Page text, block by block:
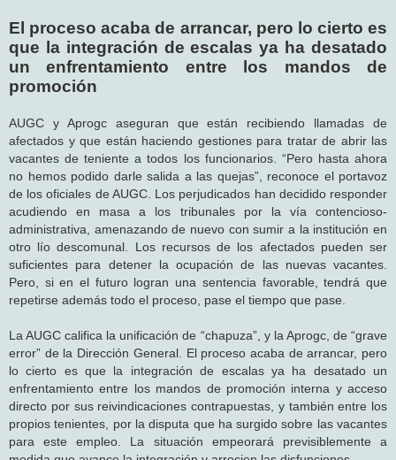
El proceso acaba de arrancar, pero lo cierto es
que la integración de escalas ya ha desatado
un enfrentamiento entre los mandos de
promoción
AUGC y Aprogc aseguran que están recibiendo llamadas de
afectados y que están haciendo gestiones para tratar de abrir las
vacantes de teniente a todos los funcionarios. “Pero hasta ahora
no hemos podido darle salida a las quejas”, reconoce el portavoz
de los oficiales de AUGC. Los perjudicados han decidido responder
acudiendo en masa a los tribunales por la vía contencioso-
administrativa, amenazando de nuevo con sumir a la institución en
otro lío descomunal. Los recursos de los afectados pueden ser
suficientes para detener la ocupación de las nuevas vacantes.
Pero, si en el futuro logran una sentencia favorable, tendrá que
repetirse además todo el proceso, pase el tiempo que pase.
La AUGC califica la unificación de “chapuza”, y la Aprogc, de “grave
error” de la Dirección General. El proceso acaba de arrancar, pero
lo cierto es que la integración de escalas ya ha desatado un
enfrentamiento entre los mandos de promoción interna y acceso
directo por sus reivindicaciones contrapuestas, y también entre los
propios tenientes, por la disputa que ha surgido sobre las vacantes
para este empleo. La situación empeorará previsiblemente a